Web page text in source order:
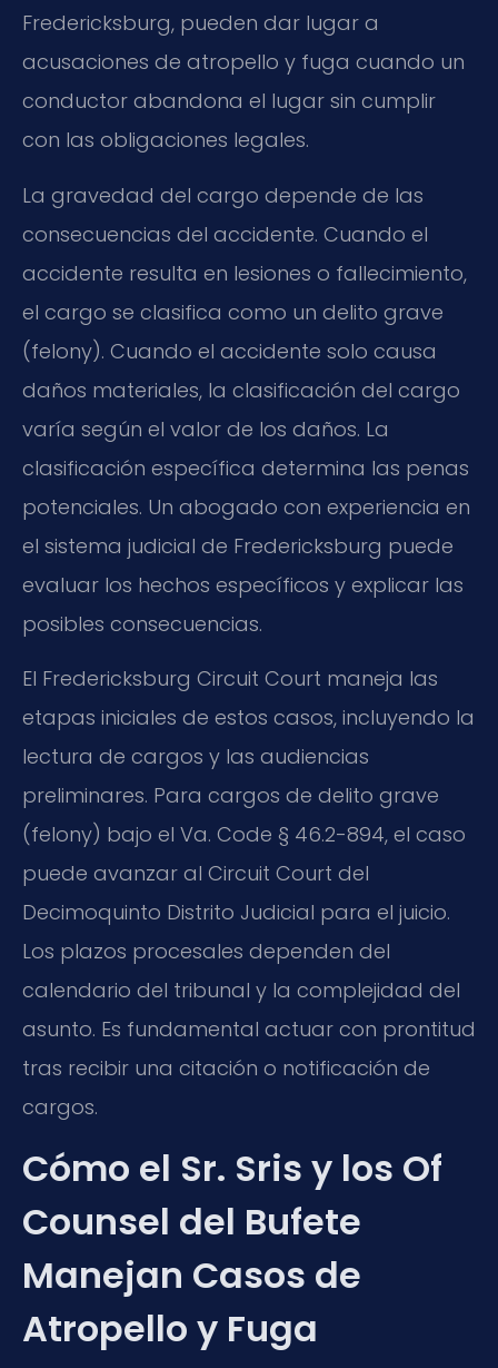
Fredericksburg, pueden dar lugar a
acusaciones de atropello y fuga cuando un
conductor abandona el lugar sin cumplir
con las obligaciones legales.
La gravedad del cargo depende de las
consecuencias del accidente. Cuando el
accidente resulta en lesiones o fallecimiento,
el cargo se clasifica como un delito grave
(felony). Cuando el accidente solo causa
daños materiales, la clasificación del cargo
varía según el valor de los daños. La
clasificación específica determina las penas
potenciales. Un abogado con experiencia en
el sistema judicial de Fredericksburg puede
evaluar los hechos específicos y explicar las
posibles consecuencias.
El Fredericksburg Circuit Court maneja las
etapas iniciales de estos casos, incluyendo la
lectura de cargos y las audiencias
preliminares. Para cargos de delito grave
(felony) bajo el Va. Code § 46.2-894, el caso
puede avanzar al Circuit Court del
Decimoquinto Distrito Judicial para el juicio.
Los plazos procesales dependen del
calendario del tribunal y la complejidad del
asunto. Es fundamental actuar con prontitud
tras recibir una citación o notificación de
cargos.
Cómo el Sr. Sris y los Of
Counsel del Bufete
Manejan Casos de
Atropello y Fuga